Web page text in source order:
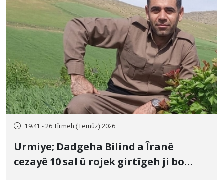
19:41 - 26 Tîrmeh (Temûz) 2026
Urmiye; Dadgeha Bilind a Îranê
cezayê 10 sal û rojek girtîgeh ji bo